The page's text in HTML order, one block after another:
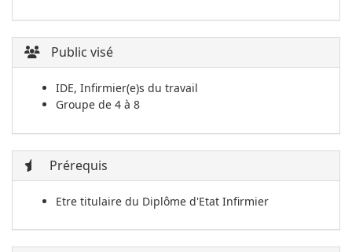
Public visé
IDE, Infirmier(e)s du travail
Groupe de 4 à 8
Prérequis
Etre titulaire du Diplôme d'Etat Infirmier